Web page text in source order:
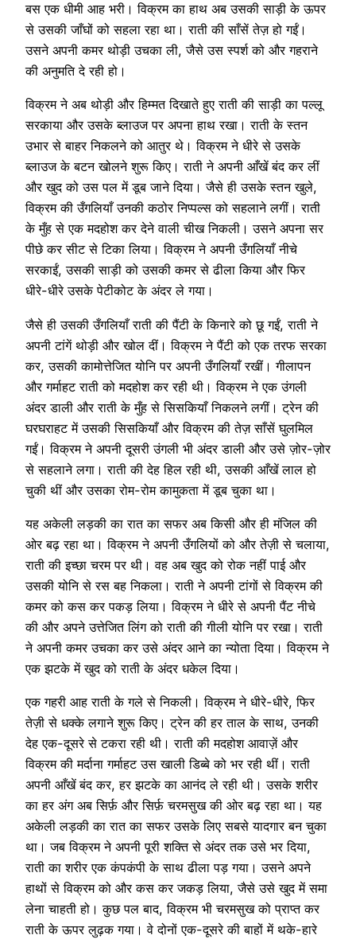
बस एक धीमी आह भरी। विक्रम का हाथ अब उसकी साड़ी के ऊपर
से उसकी जाँघों को सहला रहा था। राती की साँसें तेज़ हो गईं।
उसने अपनी कमर थोड़ी उचका ली, जैसे उस स्पर्श को और गहराने
की अनुमति दे रही हो।
विक्रम ने अब थोड़ी और हिम्मत दिखाते हुए राती की साड़ी का पल्लू
सरकाया और उसके ब्लाउज पर अपना हाथ रखा। राती के स्तन
उभार से बाहर निकलने को आतुर थे। विक्रम ने धीरे से उसके
ब्लाउज के बटन खोलने शुरू किए। राती ने अपनी आँखें बंद कर लीं
और खुद को उस पल में डूब जाने दिया। जैसे ही उसके स्तन खुले,
विक्रम की उँगलियाँ उनकी कठोर निप्पल्स को सहलाने लगीं। राती
के मुँह से एक मदहोश कर देने वाली चीख निकली। उसने अपना सर
पीछे कर सीट से टिका लिया। विक्रम ने अपनी उँगलियाँ नीचे
सरकाईं, उसकी साड़ी को उसकी कमर से ढीला किया और फिर
धीरे-धीरे उसके पेटीकोट के अंदर ले गया।
जैसे ही उसकी उँगलियाँ राती की पैंटी के किनारे को छू गईं, राती ने
अपनी टांगें थोड़ी और खोल दीं। विक्रम ने पैंटी को एक तरफ सरका
कर, उसकी कामोत्तेजित योनि पर अपनी उँगलियाँ रखीं। गीलापन
और गर्माहट राती को मदहोश कर रही थी। विक्रम ने एक उंगली
अंदर डाली और राती के मुँह से सिसकियाँ निकलने लगीं। ट्रेन की
घरघराहट में उसकी सिसकियाँ और विक्रम की तेज़ साँसें घुलमिल
गईं। विक्रम ने अपनी दूसरी उंगली भी अंदर डाली और उसे ज़ोर-ज़ोर
से सहलाने लगा। राती की देह हिल रही थी, उसकी आँखें लाल हो
चुकी थीं और उसका रोम-रोम कामुकता में डूब चुका था।
यह अकेली लड़की का रात का सफर अब किसी और ही मंजिल की
ओर बढ़ रहा था। विक्रम ने अपनी उँगलियों को और तेज़ी से चलाया,
राती की इच्छा चरम पर थी। वह अब खुद को रोक नहीं पाई और
उसकी योनि से रस बह निकला। राती ने अपनी टांगों से विक्रम की
कमर को कस कर पकड़ लिया। विक्रम ने धीरे से अपनी पैंट नीचे
की और अपने उत्तेजित लिंग को राती की गीली योनि पर रखा। राती
ने अपनी कमर उचका कर उसे अंदर आने का न्योता दिया। विक्रम ने
एक झटके में खुद को राती के अंदर धकेल दिया।
एक गहरी आह राती के गले से निकली। विक्रम ने धीरे-धीरे, फिर
तेज़ी से धक्के लगाने शुरू किए। ट्रेन की हर ताल के साथ, उनकी
देह एक-दूसरे से टकरा रही थी। राती की मदहोश आवाज़ें और
विक्रम की मर्दाना गर्माहट उस खाली डिब्बे को भर रही थीं। राती
अपनी आँखें बंद कर, हर झटके का आनंद ले रही थी। उसके शरीर
का हर अंग अब सिर्फ़ और सिर्फ़ चरमसुख की ओर बढ़ रहा था। यह
अकेली लड़की का रात का सफर उसके लिए सबसे यादगार बन चुका
था। जब विक्रम ने अपनी पूरी शक्ति से अंदर तक उसे भर दिया,
राती का शरीर एक कंपकंपी के साथ ढीला पड़ गया। उसने अपने
हाथों से विक्रम को और कस कर जकड़ लिया, जैसे उसे खुद में समा
लेना चाहती हो। कुछ पल बाद, विक्रम भी चरमसुख को प्राप्त कर
राती के ऊपर लुढ़क गया। वे दोनों एक-दूसरे की बाहों में थके-हारे